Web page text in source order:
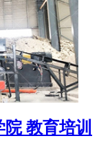
教育培训